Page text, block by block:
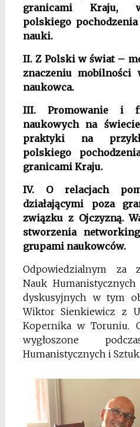
granicami Kraju,
polskiego
nauki.
II. Z Polski w świat –
znaczeniu mobilności
naukowca.
III. Promowanie i
naukowych na
praktyki na
polskiego
granicami Kraju.
IV. O relacjach
działającymi poza
związku z Ojczyzną.
stworzenia
grupami naukowców.
Odpowiedzialnym za
Nauk
dyskusyjnych w tym
Wiktor Sienkiewicz z
Kopernika w Toruniu.
wygłoszone
Humanistycznych i